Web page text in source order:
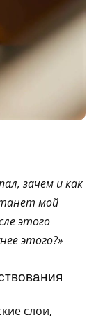
зачем и как
мой
этого
этого?»
слои,